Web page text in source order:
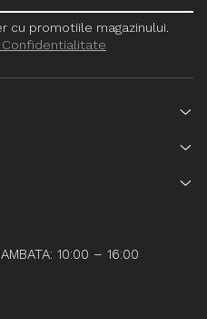
cu promotiile magazinului.
Confidentialitate
10:00 – 16:00